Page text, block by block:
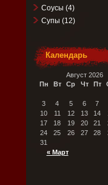
Соусы (4)
Супы (12)
Календарь
Август 2026
Пн
Вт Ср Чт Пт
« Март
3
4 5 6 7
10
11 12 13 14
17
18 19 20 21
24
25 26 27 28
31